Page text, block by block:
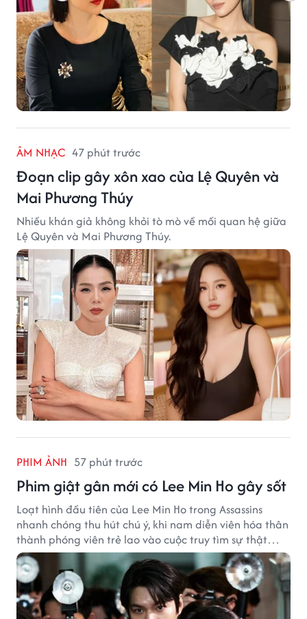
ÂM NHẠC 47 phút trước
Đoạn clip gây xôn xao của Lệ Quyên và
Mai Phương Thúy
Nhiều khán giả không khỏi tò mò về mối quan hệ giữa
Lệ Quyên và Mai Phương Thúy.
PHIM ẢNH 57 phút trước
Phim giật gân mới có Lee Min Ho gây sốt
Loạt hình đầu tiên của Lee Min Ho trong Assassins
nhanh chóng thu hút chú ý, khi nam diễn viên hóa thân
thành phóng viên trẻ lao vào cuộc truy tìm sự thật
phía sau một vụ ám sát gây chấn động Hàn Quốc.